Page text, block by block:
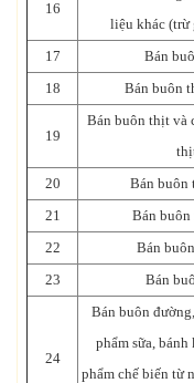
16
liệu khác (trừ
17 Bán
18
Bán buôn
19
Bán buôn thịt và
20 Bán buôn
21
Bán buôn
22
Bán
23
Bán
24
Bán buôn
phẩm sữa, bánh
phẩm chế biến từ